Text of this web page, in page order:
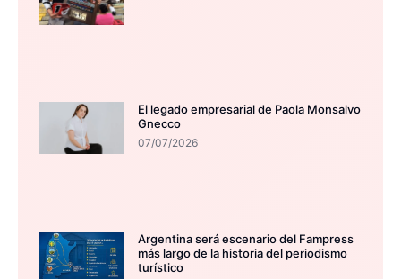
El legado empresarial de Paola Monsalvo
Gnecco
07/07/2026
Argentina será escenario del Fampress
más largo de la historia del periodismo
turístico